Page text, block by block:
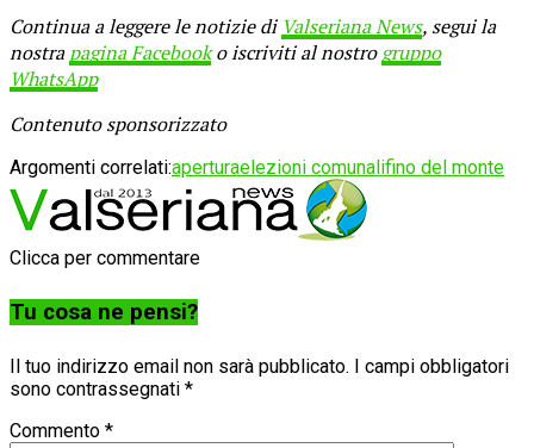
Continua a leggere le notizie di Valseriana News, segui la
nostrapagina Facebooko iscriviti al nostrogruppo
WhatsApp
Contenuto sponsorizzato
Argomenti correlati:aperturaelezioni comunalifino del monte
Clicca per commentare
Tu cosa ne pensi?
Il tuo indirizzo email non sarà pubblicato.
I campi obbligatori
sono contrassegnati *
Commento *